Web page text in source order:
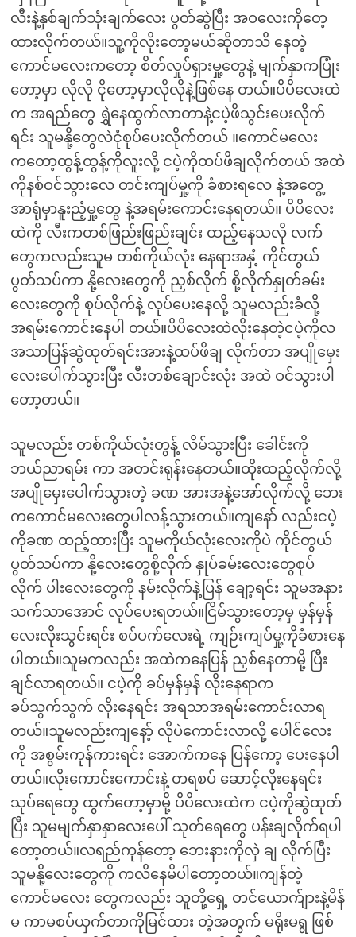
လီးနဲ့နှစ်ချက်သုံးချက်လေး ပွတ်ဆွဲပြီး အဝလေးကိုတေ့
ထားလိုက်တယ်။သူ့ကိုလိုးတော့မယ်ဆိုတာသိ နေတဲ့
ကောင်မလေးကတော့ စိတ်လှုပ်ရှားမှု့တွေနဲ့ မျက်နှာကပြုံး
တော့မှာ လိုလို ငိုတော့မှာလိုလိုနဲ့ဖြစ်နေ တယ်။ပိပိလေးထဲ
က အရည်တွေ ရွှဲနေထွက်လာတာနဲ့ငပဲ့ဖိသွင်းပေးလိုက်
ရင်း သူမနို့တွေလဲငုံစုပ်ပေးလိုက်တယ် ။ကောင်မလေး
ကတော့ထွန့်ထွန့်ကိုလူးလို့ ငပဲ့ကိုထပ်ဖိချလိုက်တယ် အထဲ
ကိုနစ်ဝင်သွားလေ တင်းကျပ်မှု့ကို ခံစားရလေ နဲ့အတွေ့
အာရုံမှာနူးညံ့မှု့တွေ နဲ့အရမ်းကောင်းနေရတယ်။ ပိပိလေး
ထဲကို လီးကတစ်ဖြည်းဖြည်းချင်း ထည့်နေသလို လက်
တွေကလည်းသူမ တစ်ကိုယ်လုံး နေရာအနှံ့ ကိုင်တွယ်
ပွတ်သပ်ကာ နို့လေးတွေကို ညှစ်လိုက် စို့လိုက်နှုတ်ခမ်း
လေးတွေကို စုပ်လိုက်နဲ့ လုပ်ပေးနေလို့ သူမလည်းခံလို့
အရမ်းကောင်းနေပါ တယ်။ပိပိလေးထဲလိုးနေတဲ့ငပဲ့ကိုလ
အသာပြန်ဆွဲထုတ်ရင်းအားနဲ့ထပ်ဖိချ လိုက်တာ အပျိုမှေး
လေးပေါက်သွားပြီး လီးတစ်ချောင်းလုံး အထဲ ဝင်သွားပါ
တော့တယ်။
သူမလည်း တစ်ကိုယ်လုံးတွန့် လိမ်သွားပြီး ခေါင်းကို
ဘယ်ညာရမ်း ကာ အတင်းရုန်းနေတယ်။ထိုးထည့်လိုက်လို့
အပျိုမှေးပေါက်သွားတဲ့ ခဏ အားအနဲ့အော်လိုက်လို့ ဘေး
ကကောင်မလေးတွေပါလန့်သွားတယ်။ကျနော် လည်းငပဲ့
ကိုခဏ ထည့်ထားပြီး သူမကိုယ်လုံးလေးကိုပဲ ကိုင်တွယ်
ပွတ်သပ်ကာ နို့လေးတွေစို့လိုက် နှုပ်ခမ်းလေးတွေစုပ်
လိုက် ပါးလေးတွေကို နမ်းလိုက်နဲ့ပြန် ချော့ရင်း သူမအနား
သက်သာအောင် လုပ်ပေးရတယ်။ငြိမ်သွားတော့မှ မှန်မှန်
လေးလိုးသွင်းရင်း စပ်ပက်လေးရဲ့ ကျဉ်းကျပ်မှု့ကိုခံစားနေ
ပါတယ်။သူမကလည်း အထဲကနေပြန် ညှစ်နေတာမို့ ပြီး
ချင်လာရတယ်။ ငပဲ့ကို ခပ်မှန်မှန် လိုးနေရာက
ခပ်သွက်သွက် လိုးနေရင်း အရသာအရမ်းကောင်းလာရ
တယ်။သူမလည်းကျနော့် လိုပဲကောင်းလာလို့ ပေါင်လေး
ကို အစွမ်းကုန်ကားရင်း အောက်ကနေ ပြန်ကော့ ပေးနေပါ
တယ်။လိုးကောင်းကောင်းနဲ့ တရစပ် ဆောင့်လိုးနေရင်း
သုပ်ရေတွေ ထွက်တော့မှာမို့ ပိပိလေးထဲက ငပဲ့ကိုဆွဲထုတ်
ပြီး သူမမျက်နှာနှာလေးပေါ် သုတ်ရေတွေ ပန်းချလိုက်ရပါ
တော့တယ်။လရည်ကုန်တော့ ဘေးနားကိုလှဲ ချ လိုက်ပြီး
သူမနို့လေးတွေကို ကလိနေမိပါတော့တယ်။ကျန်တဲ့
ကောင်မလေး တွေကလည်း သူတို့ရှေ့ တင်ယောက်ျားနဲ့မိန်
မ ကာမစပ်ယှက်တာကိုမြင်ထား တဲ့အတွက် မရိုးမရွ ဖြစ်